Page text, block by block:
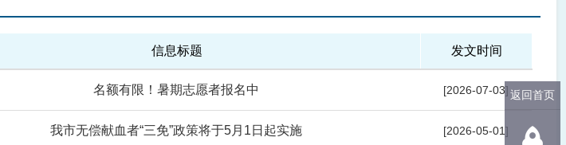
信息标题 发文时间
名额有限！暑期志愿者报名中 [2026-07-03]
我市无偿献血者“三免”政策将于5月1日起实施 [2026-05-01]
返回首页